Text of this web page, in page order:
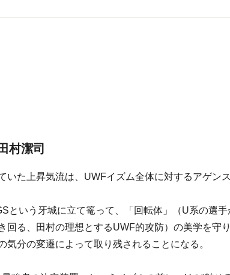
村潔司
いた上昇気流は、UWFイズム全体に対するアゲンス
という牙城に立て篭って、「回転体」（U系の選
回る、田村の理想とするUWF的攻防）の美学を守
分の変遷によって取り残されることになる。